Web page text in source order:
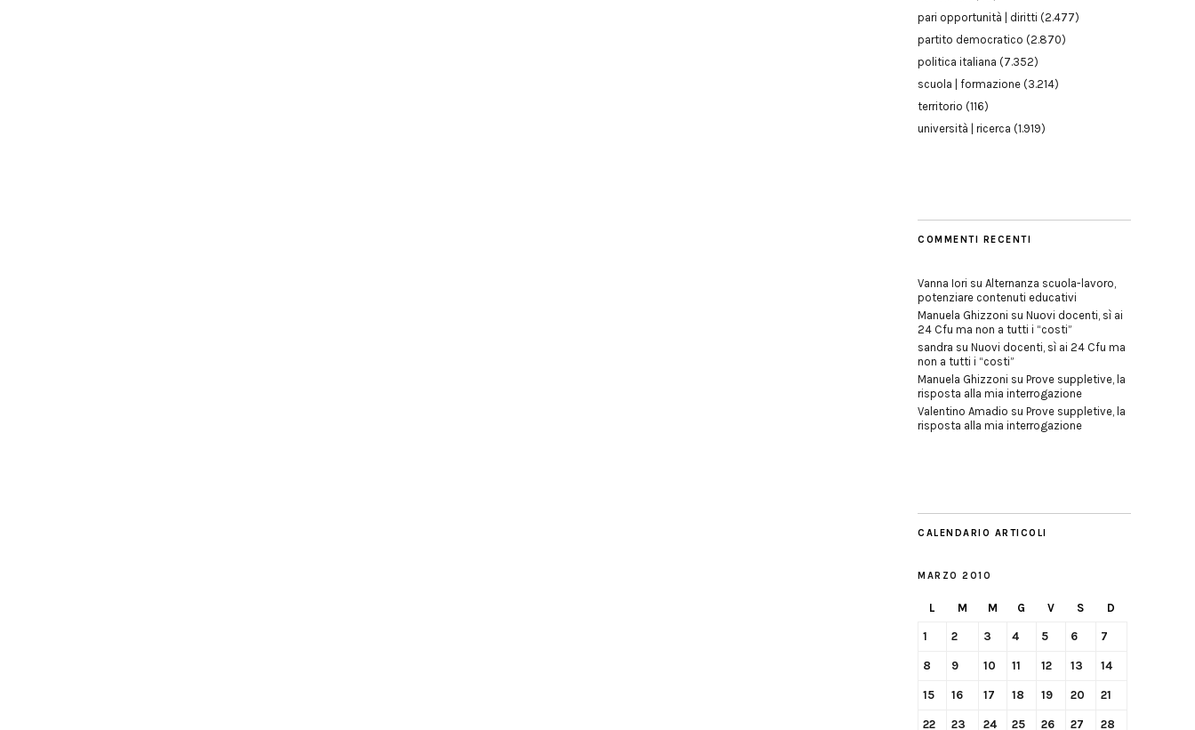
pari opportunità | diritti (2.477)
partito democratico (2.870)
politica italiana (7.352)
scuola | formazione (3.214)
territorio (116)
università | ricerca (1.919)
COMMENTI RECENTI
Vanna Iori su Alternanza scuola-lavoro,
potenziare contenuti educativi
Manuela Ghizzoni su Nuovi docenti, sì ai
24 Cfu ma non a tutti i “costi”
sandra su Nuovi docenti, sì ai 24 Cfu ma
non a tutti i “costi”
Manuela Ghizzoni su Prove suppletive, la
risposta alla mia interrogazione
Valentino Amadio su Prove suppletive, la
risposta alla mia interrogazione
CALENDARIO ARTICOLI
MARZO 2010
L M M G V S D
1 2 3 4 5 6 7
8 9 10 11 12 13 14
15 16 17 18 19 20 21
22 23 24 25 26 27 28